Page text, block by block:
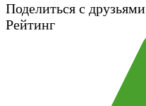
Поделиться с друзьями
Рейтинг